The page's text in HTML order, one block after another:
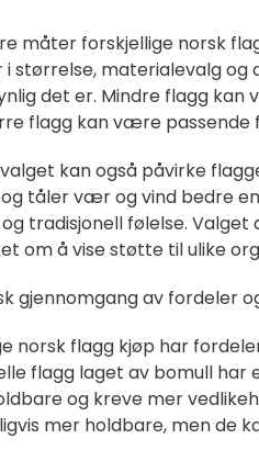
måter forskjellige norsk
i størrelse, materialevalg
det er. Mindre flagg
flagg kan være
kan også påvirke
tåler vær og vind bedre
tradisjonell følelse.
om å vise støtte til ulike
gjennomgang av fordeler
norsk flagg kjøp har
flagg laget av bomull
og kreve mer
mer holdbare, men de